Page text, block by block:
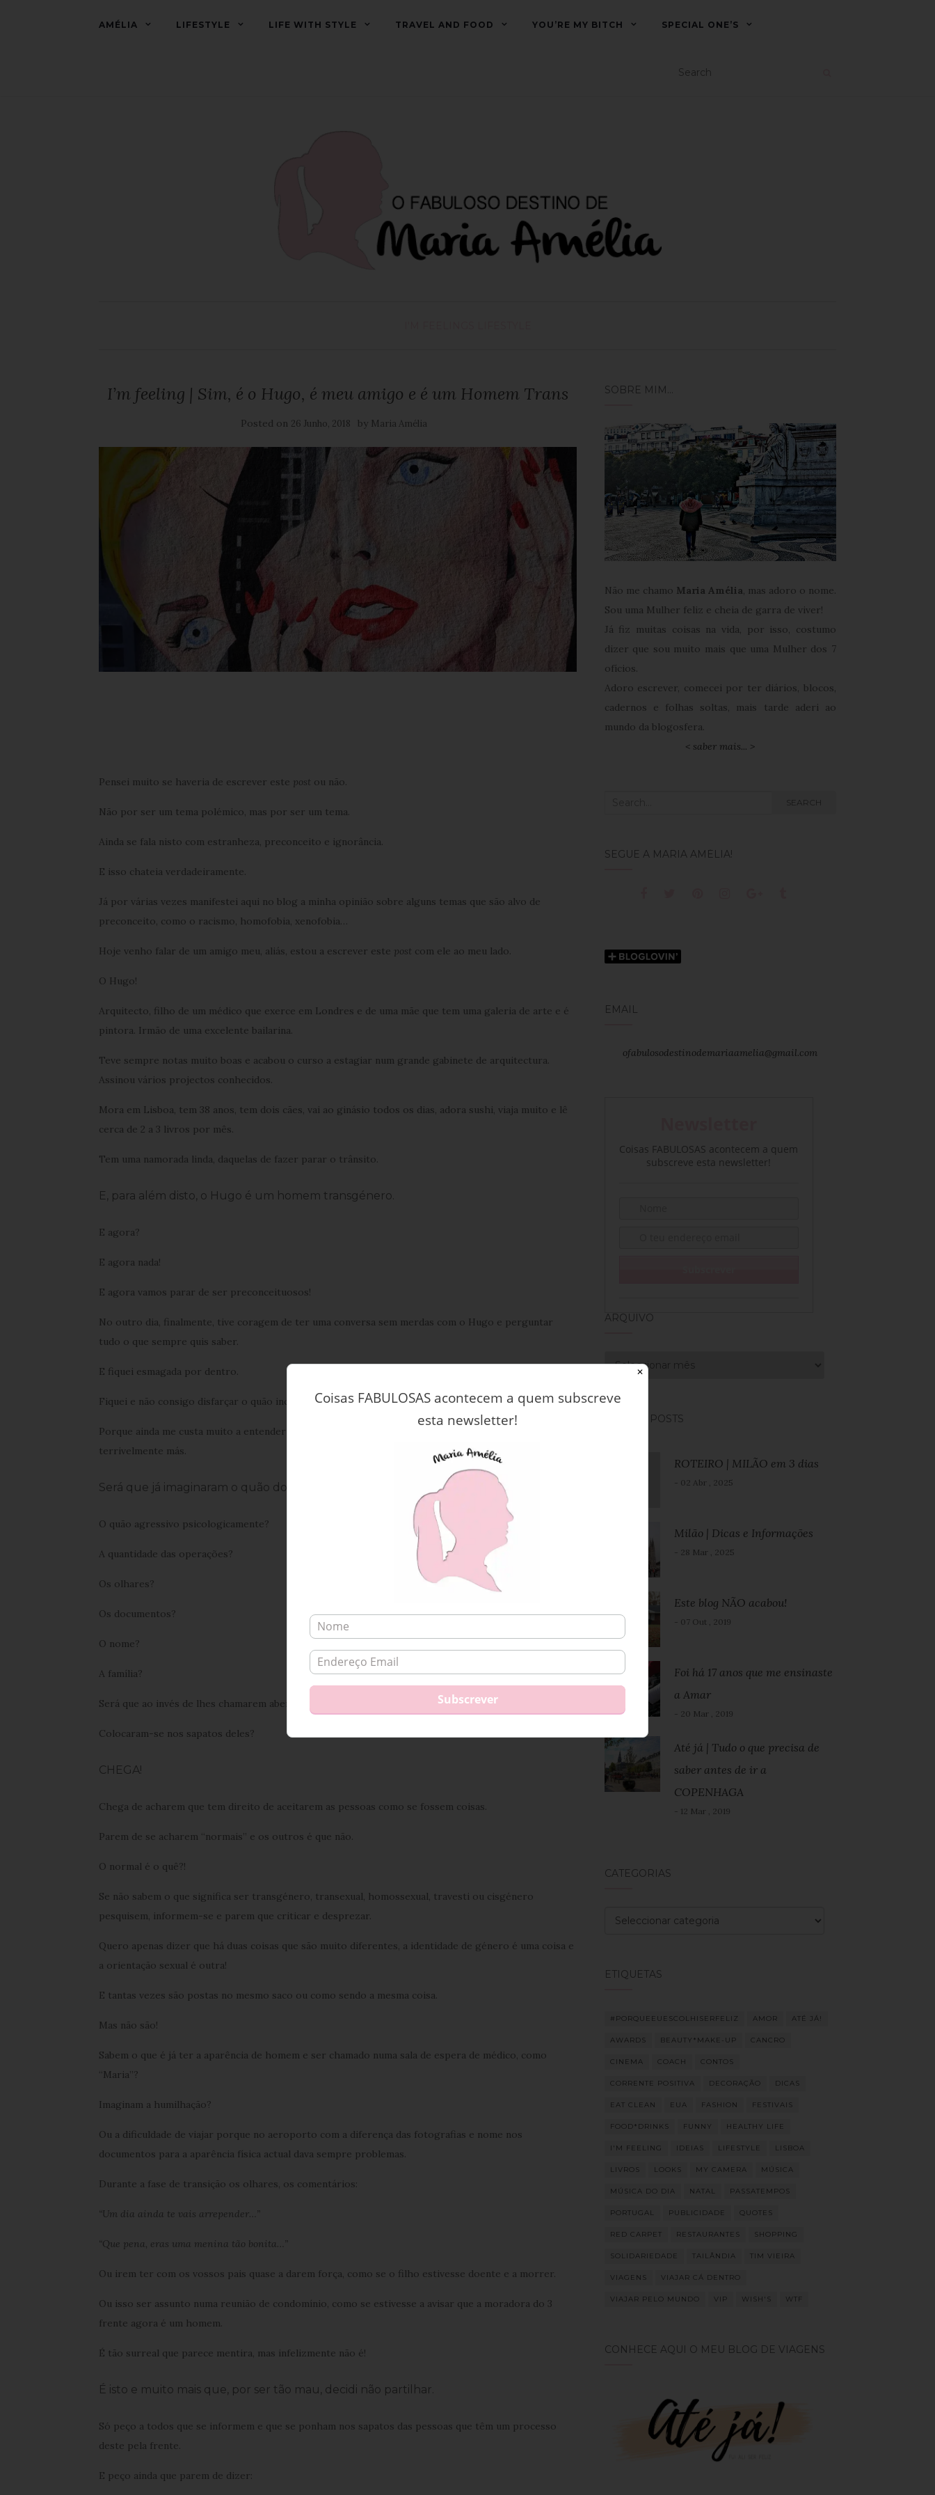
AMÉLIA LIFESTYLE LIFE WITH STYLE TRAVEL AND FOOD YOU’RE MY BITCH SPECIAL ONE’S
I’m feeling | Sim, é o Hugo, é meu amigo e é um Homem Trans
Posted on 26 Junho, 2018 by Maria Amélia
Pensei muito se haveria de escrever este post ou não.
Não por ser um tema polémico, mas por ser um tema.
Ainda se fala nisto com estranheza, preconceito e ignorância.
E isso chateia verdadeiramente.
Já por várias vezes manifestei aqui no blog a minha opinião sobre alguns temas que são alvo de
preconceito, como o racismo, homofobia, xenofobia…
Hoje venho falar de um amigo meu, aliás, estou a escrever este post com ele ao meu lado.
O Hugo!
Arquitecto, filho de um médico que exerce em Londres e de uma mãe que tem uma galeria de arte e é
pintora. Irmão de uma excelente bailarina.
Teve sempre notas muito boas e acabou o curso a estagiar num grande gabinete de arquitectura.
Assinou vários projectos conhecidos.
Mora em Lisboa, tem 38 anos, tem dois cães, vai ao ginásio todos os dias, adora sushi, viaja muito e lê
cerca de 2 a 3 livros por mês.
Tem uma namorada linda, daquelas de fazer parar o trânsito.
E, para além disto, o Hugo é um homem transgénero.
E agora?
E agora nada!
E agora vamos parar de ser preconceituosos!
No outro dia, finalmente, tive coragem de ter uma conversa sem merdas com o Hugo e perguntar
tudo o que sempre quis saber.
E fiquei esmagada por dentro.
Fiquei e não consigo disfarçar o quão incomodada fiquei.
Porque ainda me custa muito a entender porque as pessoas são tão ignorantes que se tornam
terrivelmente más.
Será que já imaginaram o quão doloroso é este processo?
O quão agressivo psicologicamente?
A quantidade das operações?
Os olhares?
Os documentos?
O nome?
A família?
Será que ao invés de lhes chamarem aberrações pensaram na dimensão de um processo destes?!
Colocaram-se nos sapatos deles?
CHEGA!
Chega de acharem que tem direito de aceitarem as pessoas como se fossem coisas.
Parem de se acharem “normais” e os outros é que não.
O normal é o quê?!
Se não sabem o que significa ser transgénero, transexual, homossexual, travesti ou cisgénero
pesquisem, informem-se e parem que criticar e desprezar.
Quero apenas dizer que há duas coisas que são muito diferentes, a identidade de género é uma coisa e
a orientação sexual é outra!
E tantas vezes são postas no mesmo saco ou como sendo a mesma coisa.
Mas não são!
Sabem o que é já ter a aparência de homem e ser chamado numa sala de espera de médico, como
“Maria”?
Imaginam a humilhação?
Ou a dificuldade de viajar porque no aeroporto com a diferença das fotografias e nome nos
documentos para a aparência física actual dava sempre problemas.
Durante a fase de transição os olhares, os comentários:
“Um dia ainda te vais arrepender…”
“Que pena, eras uma menina tão bonita…”
Ou irem ter com os vossos pais quase a darem força, como se o filho estivesse doente e a morrer.
Ou isso ser assunto numa reunião de condomínio, como se estivesse a avisar que a moradora do 3
frente agora é um homem.
É tão surreal que parece mentira, mas infelizmente não é!
É isto e muito mais que, por ser tão mau, decidi não partilhar.
Só peço a todos que se informem e que se ponham nos sapatos das pessoas que têm um processo
deste pela frente.
E peço ainda que parem de dizer:
SOBRE MIM…
Não me chamo Maria Amélia , mas adoro o nome.
Sou uma Mulher feliz e cheia de garra de viver!
Já fiz muitas coisas na vida, por isso, costumo
dizer que sou muito mais que uma Mulher dos 7
ofícios.
Adoro escrever, comecei por ter diários, blocos,
cadernos e folhas soltas, mais tarde aderi ao
mundo da blogosfera.
< saber mais... >
SEARCH
SEGUE A MARIA AMÉLIA!
EMAIL
ofabulosodestinodemariaamelia@gmail.com
Coisas FABULOSAS acontecem a quem
subscreve esta newsletter!
ARQUIVO
RECENT POSTS
ROTEIRO | MILÃO em 3 dias
- 02 Abr , 2025
Milão | Dicas e Informações
- 28 Mar , 2025
Este blog NÃO acabou!
- 07 Out , 2019
Foi há 17 anos que me ensinaste
a Amar
- 20 Mar , 2019
Até já | Tudo o que precisa de
saber antes de ir a
COPENHAGA
- 12 Mar , 2019
CATEGORIAS
Categorias
ETIQUETAS
#PORQUEEUESCOLHISERFELIZ AMOR ATÉ JÁ!
AWARDS BEAUTY*MAKE-UP CANCRO
CINEMA COACH CONTOS
CORRENTE POSITIVA DECORAÇÃO DICAS
EAT CLEAN EUA FASHION FESTIVAIS
FOOD*DRINKS FUNNY HEALTHY LIFE
I'M FEELING IDEIAS LIFESTYLE LISBOA
LIVROS LOOKS MY CAMERA MÚSICA
MÚSICA DO DIA NATAL PASSATEMPOS
PORTUGAL PUBLICIDADE QUOTES
RED CARPET RESTAURANTES SHOPPING
SOLIDARIEDADE TAILÂNDIA TIM VIEIRA
VIAGENS VIAJAR CÁ DENTRO
VIAJAR PELO MUNDO VIP WISH'S WTF
CONHECE AQUI O MEU BLOG DE VIAGENS
✕
Coisas FABULOSAS acontecem a quem subscreve
esta newsletter!